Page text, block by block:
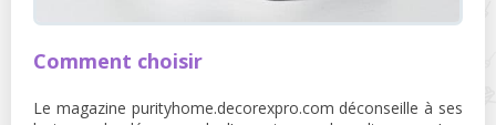
Comment choisir
Le magazine purityhome.decorexpro.com déconseille à ses